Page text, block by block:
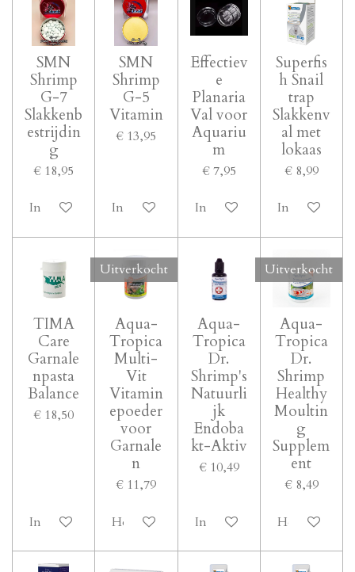
SMN
Shrimp
G-7
Slakkenb
estrijdin
g
€ 18,95
In winkelwagen
SMN
Shrimp
G-5
Vitamin
€ 13,95
In winkelwagen
Effectiev
e
Planaria
Val voor
Aquariu
m
€ 7,95
In winkelwagen
Superfis
h Snail
trap
Slakkenv
al met
lokaas
€ 8,99
In
TIMA
Care
Garnale
npasta
Balance
€ 18,50
In winkelwagen
Uitverkocht
Aqua-
Tropica
Multi-
Vit
Vitamin
epoeder
voor
Garnale
n
€ 11,79
Houd mij op de hoogte
Aqua-
Tropica
Dr.
Shrimp's
Natuurli
jk
Endoba
kt-Aktiv
€ 10,49
In winkelwagen
Uitverkocht
Aqua-
Tropica
Dr.
Shrimp
Healthy
Moultin
g
Supplem
ent
€ 8,49
Houd mij op